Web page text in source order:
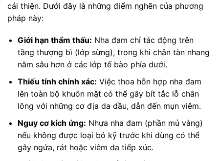
cải thiện. Dưới đây là những điểm nghẽn của phương
pháp này:
Giới hạn thẩm thấu: Nha đam chỉ tác động trên
tầng thượng bì (lớp sừng), trong khi chân tàn nhang
nằm sâu hơn ở các lớp tế bào phía dưới.
Thiếu tính chính xác: Việc thoa hỗn hợp nha đam
lên toàn bộ khuôn mặt có thể gây bít tắc lỗ chân
lông với những cơ địa da dầu, dẫn đến mụn viêm.
Nguy cơ kích ứng: Nhựa nha đam (phần mủ vàng)
nếu không được loại bỏ kỹ trước khi dùng có thể
gây ngứa, rát hoặc viêm da tiếp xúc.